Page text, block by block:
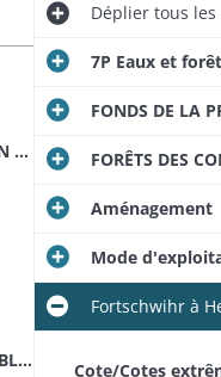
Dépliertous les
7P Eaux et
FONDS DE LA
FORÊTS DES
Aménagement
Mode
Fortschwihr à
Cote/Cotes